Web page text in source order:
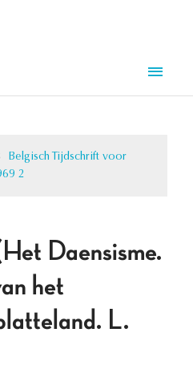
Belgisch Tijdschrift voor
2
Daensisme.
het
L.